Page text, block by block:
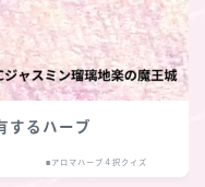
するハーブ
■アロマハーブ４択クイズ